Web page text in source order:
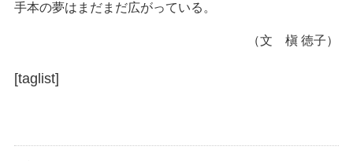
手本の夢はまだまだ広がっている。
（文 槇 徳子）
[taglist]